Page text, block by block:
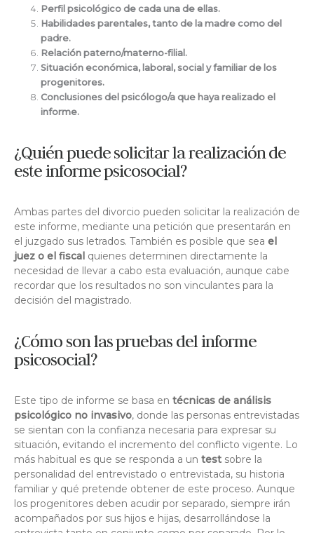
Perfil psicológico de cada una de ellas.
Habilidades parentales, tanto de la madre como del
padre.
Relación paterno/materno-filial.
Situación económica, laboral, social y familiar de los
progenitores.
Conclusiones del psicólogo/a que haya realizado el
informe.
¿Quién puede solicitar la realización de
este informe psicosocial?
Ambas partes del divorcio pueden solicitar la realización de
este informe, mediante una petición que presentarán en
el juzgado sus letrados. También es posible que sea el
juez o el fiscal quienes determinen directamente la
necesidad de llevar a cabo esta evaluación, aunque cabe
recordar que los resultados no son vinculantes para la
decisión del magistrado.
¿Cómo son las pruebas del informe
psicosocial?
Este tipo de informe se basa en técnicas de análisis
psicológico no invasivo, donde las personas entrevistadas
se sientan con la confianza necesaria para expresar su
situación, evitando el incremento del conflicto vigente. Lo
más habitual es que se responda a un test sobre la
personalidad del entrevistado o entrevistada, su historia
familiar y qué pretende obtener de este proceso. Aunque
los progenitores deben acudir por separado, siempre irán
acompañados por sus hijos e hijas, desarrollándose la